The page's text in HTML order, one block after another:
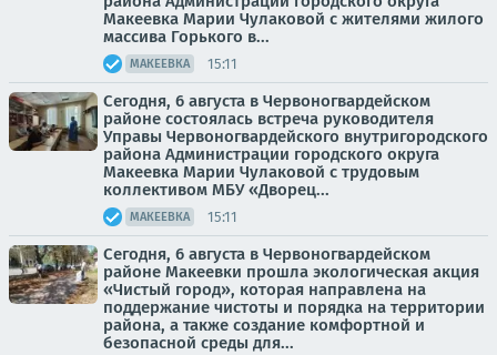
Макеевка Марии Чулаковой с жителями жилого
массива Горького в...
МАКЕЕВКА 15:11
Сегодня, 6 августа в Червоногвардейском
районе состоялась встреча руководителя
Управы Червоногвардейского внутригородского
района Администрации городского округа
Макеевка Марии Чулаковой с трудовым
коллективом МБУ «Дворец...
МАКЕЕВКА 15:11
Сегодня, 6 августа в Червоногвардейском
районе Макеевки прошла экологическая акция
«Чистый город», которая направлена на
поддержание чистоты и порядка на территории
района, а также создание комфортной и
безопасной среды для...